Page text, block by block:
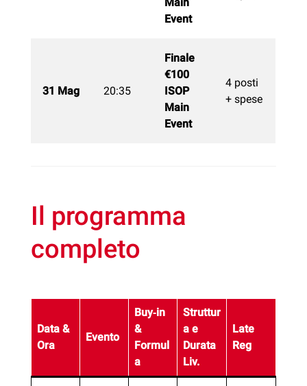
Event
31 Mag 20:35
Finale
€100
ISOP
Main
Event
4 posti
+ spese
Il programma
completo
Data &
Ora
Evento
Buy‑in
&
Formul
a
Struttur
a e
Durata
Liv.
Late
Reg